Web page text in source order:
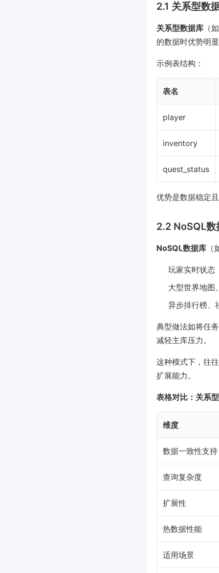
2.1 关系型数
关系型数据库 （
的数据时优势明
示例表结构：
表名
player
inventory
quest_status
优势是数据稳定
2.2 NoSQL数
NoSQL数据库
玩家实时状态
大型世界地图
异步排行榜、
典型做法如将任
减轻主库压力。
这种模式下，往
扩展能力。
表格对比：关系
维度
数据一致性支持
查询复杂度
扩展性
热数据性能
适用场景